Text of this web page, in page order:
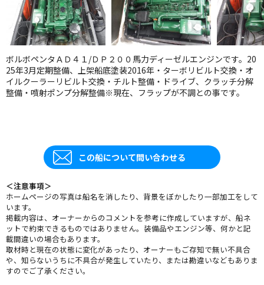
ボルボペンタＡＤ４１/ＤＰ２００馬力ディーゼルエンジンです。20
25年3月定期整備、上架船底塗装2016年・ターボリビルト交換・オ
イルクーラーリビルト交換・チルト整備・ドライブ、クラッチ分解
整備・噴射ポンプ分解整備※現在、フラップが不調との事です。
この船について問い合わせる
＜注意事項＞
ホームページの写真は船名を消したり、背景をぼかしたり一部加工をして
います。
掲載内容は、オーナーからのコメントを参考に作成していますが、船ネ
ットで約束できるものではありません。装備品やエンジン等、何かと記
載間違いの場合もあります。
取材時と現在の状態に変化があったり、オーナーもご存知で無い不具合
や、知らないうちに不具合が発生していたり、または勘違いなどもありま
すのでご了承ください。